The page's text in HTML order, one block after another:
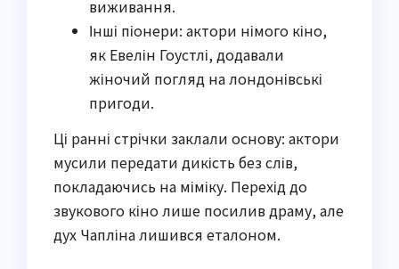
виживання.
Інші піонери: актори німого кіно,
як Евелін Гоустлі, додавали
жіночий погляд на лондонівські
пригоди.
Ці ранні стрічки заклали основу: актори
мусили передати дикість без слів,
покладаючись на міміку. Перехід до
звукового кіно лише посилив драму, але
дух Чапліна лишився еталоном.